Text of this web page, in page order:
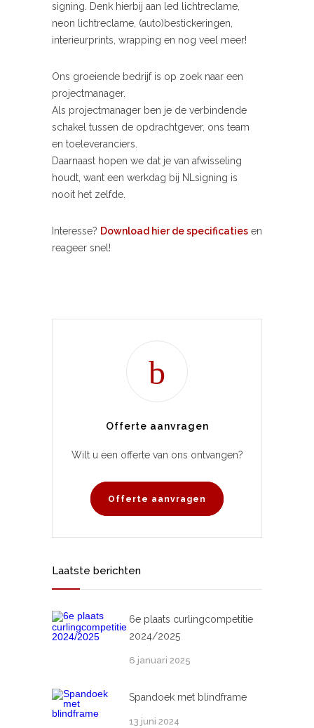
signing. Denk hierbij aan led lichtreclame,
neon lichtreclame, (auto)bestickeringen,
interieurprints, wrapping en nog veel meer!
Ons groeiende bedrijf is op zoek naar een
projectmanager.
Als projectmanager ben je de verbindende
schakel tussen de opdrachtgever, ons team
en toeleveranciers.
Daarnaast hopen we dat je van afwisseling
houdt, want een werkdag bij NLsigning is
nooit het zelfde.
Interesse? Download hier de specificaties en
reageer snel!
Offerte aanvragen
Wilt u een offerte van ons ontvangen?
Offerte aanvragen
Laatste berichten
6e plaats curlingcompetitie
2024/2025
6 januari 2025
Spandoek met blindframe
13 juni 2024